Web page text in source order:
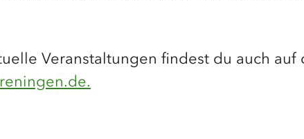
Veranstaltungen findest du auch auf